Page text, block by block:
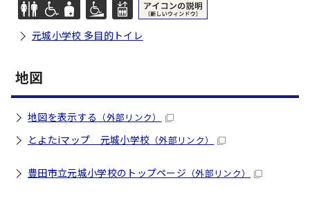
元城小学校 多目的トイレ
地図
地図を表示する （外部リンク）
とよたiマップ 元城小学校 （外部リンク）
豊田市立元城小学校のトップページ （外部リンク）